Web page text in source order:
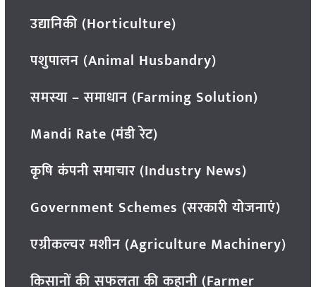
उद्यानिकी (Horticulture)
पशुपालन (Animal Husbandry)
समस्या – समाधान (Farming Solution)
Mandi Rate (मंडी रेट)
कृषि कंपनी समाचार (Industry News)
Government Schemes (सरकारी योजनाएं)
एग्रीकल्चर मशीन (Agriculture Machinery)
किसानों की सफलता की कहानी (Farmer